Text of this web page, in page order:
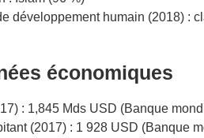
développement humain (2018) :
économiques
: 1,845 Mds USD (Banque
(2017) : 1 928 USD (Banque